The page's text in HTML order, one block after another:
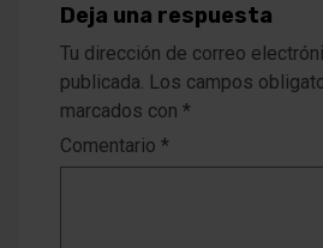
Deja una respuesta
Tu dirección de correo
publicada. Los campos
marcados con *
Comentario *